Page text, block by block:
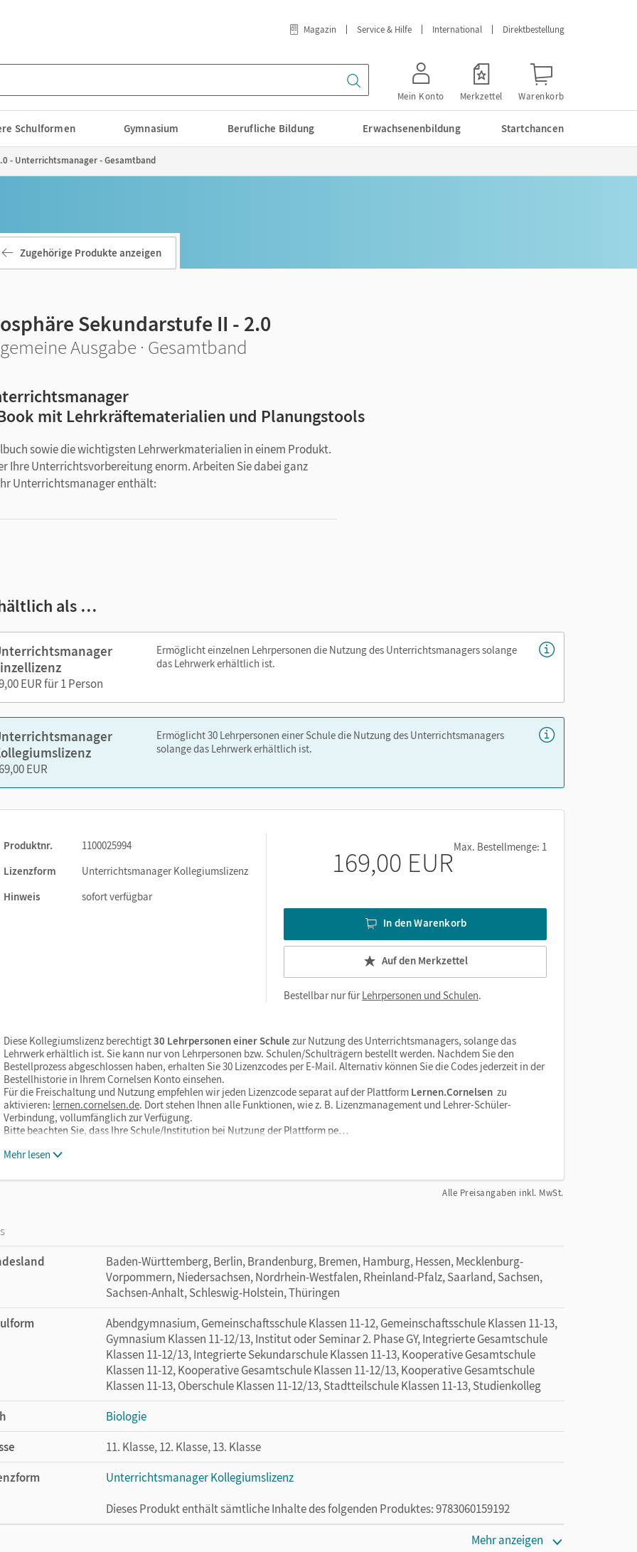
Magazin Service & Hilfe International Direktbestellung
Mein Konto Merkzettel Warenkorb
Schulformen Gymnasium Berufliche Bildung Erwachsenenbildung Startchancen
- Unterrichtsmanager - Gesamtband
Zugehörige Produkte anzeigen
Sekundarstufe II - 2.0
Ausgabe · Gesamtband
mit Lehrkräftematerialien und Planungstools
sowie die wichtigsten Lehrwerkmaterialien in einem Produkt.
Ihre Unterrichtsvorbereitung enorm. Arbeiten Sie dabei ganz
Unterrichtsmanager enthält:
als …
EUR für 1 Person
Ermöglicht einzelnen Lehrpersonen die Nutzung des Unterrichtsmanagers solange
das Lehrwerk erhältlich ist.
EUR
Ermöglicht 30 Lehrpersonen einer Schule die Nutzung des Unterrichtsmanagers
solange das Lehrwerk erhältlich ist.
Produktnr.
1100025994
Lizenzform
Unterrichtsmanager Kollegiumslizenz
Hinweis
sofort verfügbar
169,00 EURMax. Bestellmenge: 1
In den Warenkorb
Auf den Merkzettel
Bestellbar nur fürLehrpersonen und Schulen.
Diese Kollegiumslizenz berechtigt30 Lehrpersonen einer Schule zur Nutzung des Unterrichtsmanagers, solange das
Lehrwerk erhältlich ist. Sie kann nur von Lehrpersonen bzw. Schulen/Schulträgern bestellt werden. Nachdem Sie den
Bestellprozess abgeschlossen haben, erhalten Sie 30 Lizenzcodes per E-Mail. Alternativ können Sie die Codes jederzeit in der
Bestellhistorie in Ihrem Cornelsen Konto einsehen.
Für die Freischaltung und Nutzung empfehlen wir jeden Lizenzcode separat auf der Plattform Lernen.Cornelsen zu
aktivieren: lernen.cornelsen.de. Dort stehen Ihnen alle Funktionen, wie z. B. Lizenzmanagement und Lehrer-Schüler-
Verbindung, vollumfänglich zur Verfügung.
Bitte beachten Sie, dass Ihre Schule/Institution bei Nutzung der Plattform pe…
Mehr lesen
Alle Preisangaben inkl. MwSt.
Baden-Württemberg, Berlin, Brandenburg, Bremen, Hamburg, Hessen, Mecklenburg-
Vorpommern, Niedersachsen, Nordrhein-Westfalen, Rheinland-Pfalz, Saarland, Sachsen,
Sachsen-Anhalt, Schleswig-Holstein, Thüringen
Abendgymnasium, Gemeinschaftsschule Klassen 11-12, Gemeinschaftsschule Klassen 11-13,
Gymnasium Klassen 11-12/13, Institut oder Seminar 2. Phase GY, Integrierte Gesamtschule
Klassen 11-12/13, Integrierte Sekundarschule Klassen 11-13, Kooperative Gesamtschule
Klassen 11-12, Kooperative Gesamtschule Klassen 11-12/13, Kooperative Gesamtschule
Klassen 11-13, Oberschule Klassen 11-12/13, Stadtteilschule Klassen 11-13, Studienkolleg
Biologie
11. Klasse, 12. Klasse, 13. Klasse
Unterrichtsmanager Kollegiumslizenz
Dieses Produkt enthält sämtliche Inhalte des folgenden Produktes: 9783060159192
Mehr anzeigen